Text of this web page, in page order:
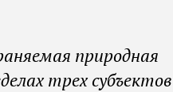
природная
трех субъектов